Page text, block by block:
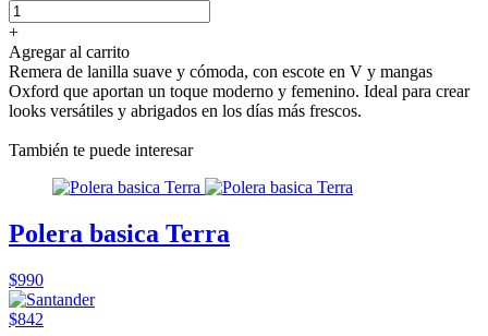
+
Agregar al carrito
Remera de lanilla suave y cómoda, con escote en V y mangas
Oxford que aportan un toque moderno y femenino. Ideal para crear
looks versátiles y abrigados en los días más frescos.
También te puede interesar
Polera basica Terra
$990
$842